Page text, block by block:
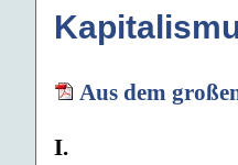
Aus dem
I.